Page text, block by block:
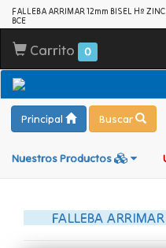
FALLEBA ARRIMAR 12mm BISEL Hº
BCE
Carrito 0
Principal Buscar
Nuestros Productos
FALLEBA